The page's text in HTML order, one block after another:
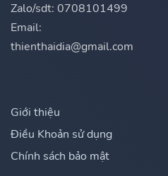
Zalo/sdt: 0708101499
Email:
thienthaidia@gmail.com
Giới thiệu
Điều Khoản sử dụng
Chính sách bảo mật